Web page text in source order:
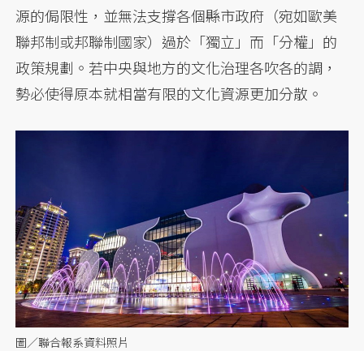
源的侷限性，並無法支撐各個縣市政府（宛如歐美
聯邦制或邦聯制國家）過於「獨立」而「分權」的
政策規劃。若中央與地方的文化治理各吹各的調，
勢必使得原本就相當有限的文化資源更加分散。
圖／聯合報系資料照片